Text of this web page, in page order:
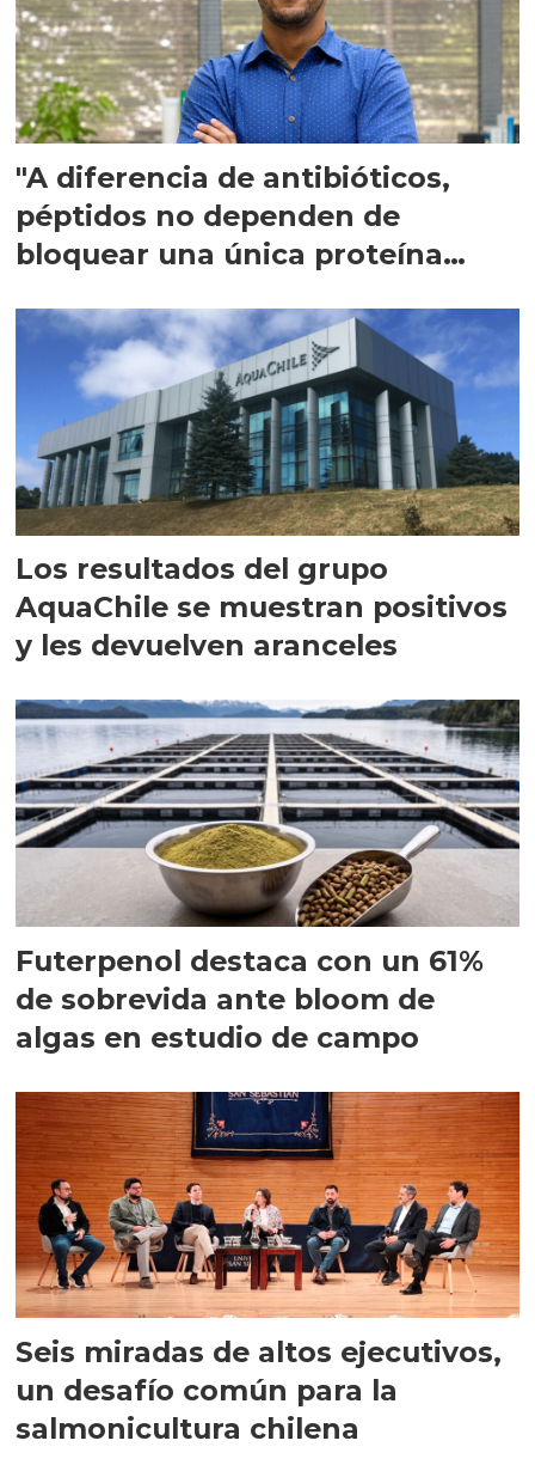
"A diferencia de antibióticos,
péptidos no dependen de
bloquear una única proteína
Los resultados del grupo
AquaChile se muestran positivos
y les devuelven aranceles
Futerpenol destaca con un 61%
de sobrevida ante bloom de
algas en estudio de campo
Seis miradas de altos ejecutivos,
un desafío común para la
salmonicultura chilena